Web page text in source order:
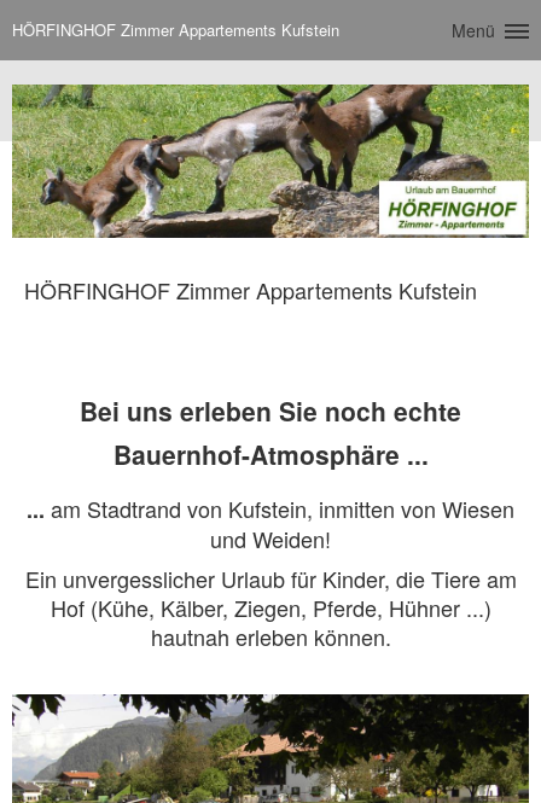
HÖRFINGHOF Zimmer Appartements Kufstein Menü
HÖRFINGHOF Zimmer Appartements Kufstein
Bei uns erleben Sie noch echte
Bauernhof-Atmosphäre ...
... am Stadtrand von Kufstein, inmitten von Wiesen
und Weiden!
Ein unvergesslicher Urlaub für Kinder, die Tiere am
Hof (Kühe, Kälber, Ziegen, Pferde, Hühner ...)
hautnah erleben können.